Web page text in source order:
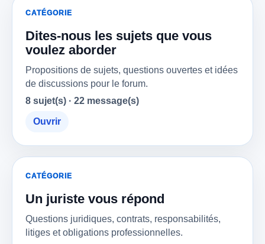
CATÉGORIE
Dites-nous les sujets que vous
voulez aborder
Propositions de sujets, questions ouvertes et idées
de discussions pour le forum.
8 sujet(s) · 22 message(s)
Ouvrir
CATÉGORIE
Un juriste vous répond
Questions juridiques, contrats, responsabilités,
litiges et obligations professionnelles.